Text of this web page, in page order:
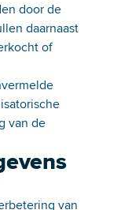
door de
daarnaast
of
van de
van